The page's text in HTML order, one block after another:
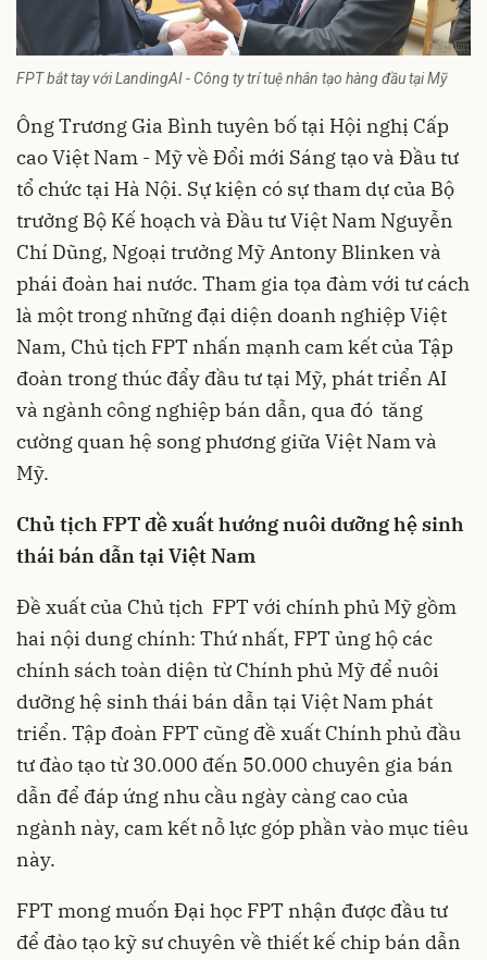
FPT bắt tay với LandingAI - Công ty trí tuệ nhân tạo hàng đầu tại Mỹ
Ông Trương Gia Bình tuyên bố tại Hội nghị Cấp
caoViệt Nam - Mỹvề Đổi mới Sáng tạo và Đầu tư
tổ chức tại Hà Nội. Sự kiện có sự tham dự của Bộ
trưởng Bộ Kế hoạch và Đầu tư Việt Nam Nguyễn
Chí Dũng, Ngoại trưởng Mỹ Antony Blinken và
phái đoàn hai nước. Tham gia tọa đàm với tư cách
là một trong những đại diện doanh nghiệp Việt
Nam, Chủ tịch FPT nhấn mạnh cam kết của Tập
đoàn trong thúc đẩy đầu tư tại Mỹ, phát triển AI
và ngành công nghiệp bán dẫn, qua đó tăng
cường quan hệ song phương giữa Việt Nam và
Mỹ.
Chủ tịch FPT đề xuất hướng nuôi dưỡng hệ sinh
thái bán dẫn tại Việt Nam
Đề xuất của Chủ tịch FPT với chính phủ Mỹ gồm
hai nội dung chính: Thứ nhất, FPT ủng hộ các
chính sách toàn diện từ Chính phủ Mỹ để nuôi
dưỡng hệ sinh thái bán dẫn tại Việt Nam phát
triển. Tập đoàn FPTcũng đề xuất Chính phủ đầu
tư đào tạo từ 30.000 đến 50.000 chuyên gia bán
dẫn để đáp ứng nhu cầu ngày càng cao của
ngành này, cam kết nỗ lực góp phần vào mục tiêu
này.
FPT mong muốn Đại học FPT nhận được đầu tư
để đào tạo kỹ sư chuyên về thiết kế chip bán dẫn